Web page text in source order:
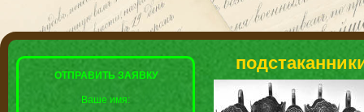
ОТПРАВИТЬ ЗАЯВКУ
Ваше имя: